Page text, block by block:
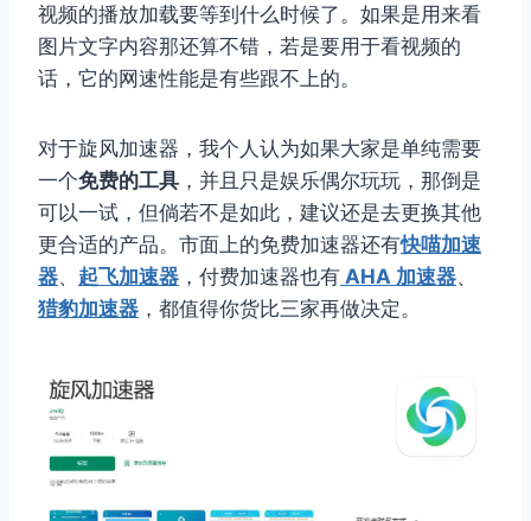
视频的播放加载要等到什么时候了。如果是用来看
图片文字内容那还算不错，若是要用于看视频的
话，它的网速性能是有些跟不上的。
对于旋风加速器，我个人认为如果大家是单纯需要
一个免费的工具 ，并且只是娱乐偶尔玩玩，那倒是
可以一试，但倘若不是如此，建议还是去更换其他
更合适的产品。市面上的免费加速器还有快喵加速
器、 起飞加速器 ，付费加速器也有 AHA 加速器、
猎豹加速器 ，都值得你货比三家再做决定。